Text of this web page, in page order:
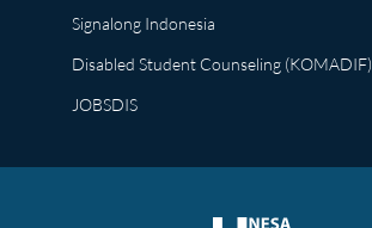
Signalong Indonesia
Disabled Student Counseling (KOMADIF)
JOBSDIS